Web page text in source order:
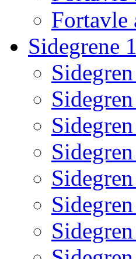
Fortavle
Sidegrene